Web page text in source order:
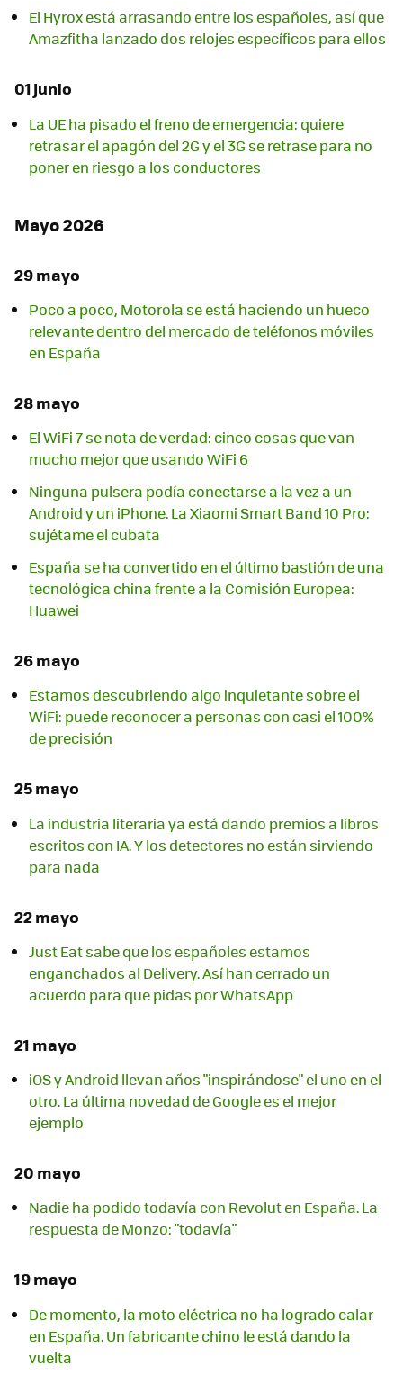
El Hyrox está arrasando entre los españoles, así que
Amazfitha lanzado dos relojes específicos para ellos
01 junio
La UE ha pisado el freno de emergencia: quiere
retrasar el apagón del 2G y el 3G se retrase para no
poner en riesgo a los conductores
Mayo 2026
29 mayo
Poco a poco, Motorola se está haciendo un hueco
relevante dentro del mercado de teléfonos móviles
en España
28 mayo
El WiFi 7 se nota de verdad: cinco cosas que van
mucho mejor que usando WiFi 6
Ninguna pulsera podía conectarse a la vez a un
Android y un iPhone. La Xiaomi Smart Band 10 Pro:
sujétame el cubata
España se ha convertido en el último bastión de una
tecnológica china frente a la Comisión Europea:
Huawei
26 mayo
Estamos descubriendo algo inquietante sobre el
WiFi: puede reconocer a personas con casi el 100%
de precisión
25 mayo
La industria literaria ya está dando premios a libros
escritos con IA. Y los detectores no están sirviendo
para nada
22 mayo
Just Eat sabe que los españoles estamos
enganchados al Delivery. Así han cerrado un
acuerdo para que pidas por WhatsApp
21 mayo
iOS y Android llevan años "inspirándose" el uno en el
otro. La última novedad de Google es el mejor
ejemplo
20 mayo
Nadie ha podido todavía con Revolut en España. La
respuesta de Monzo: "todavía"
19 mayo
De momento, la moto eléctrica no ha logrado calar
en España. Un fabricante chino le está dando la
vuelta